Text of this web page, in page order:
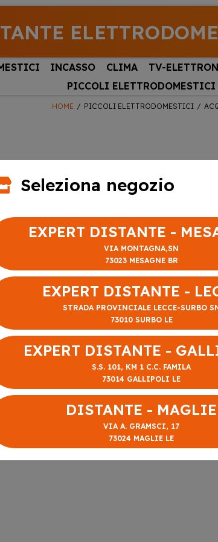
INCASSO CLIMA TV-
PICCOLI ELETTRODOMESTICI
HOME PICCOLI ELETTRODOMESTICI
Seleziona negozio
EXPERT DISTANTE -
VIA MONTAGNA,SN
73023 MESAGNE BR
EXPERT DISTANTE -
STRADA PROVINCIALE LECCE-SURBO
73010 SURBO LE
EXPERT DISTANTE -
S.S. 101, KM 1 C.C. FAMILA
73014 GALLIPOLI LE
DISTANTE - MAGLIE
VIA A. GRAMSCI, 17
73024 MAGLIE LE